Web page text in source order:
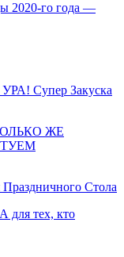
го года —
Супер Закуска
ЖЕ
Стола
тех, кто